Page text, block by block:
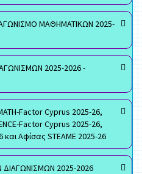
ΜΑΘΗΜΑΤΙΚΩΝ 2025-
2025-2026 -
Factor Cyprus 2025-26,
Factor Cyprus 2025-26,
και Αφίσας STEAME 2025-26
ΔΙΑΓΩΝΙΣΜΩΝ 2025-2026